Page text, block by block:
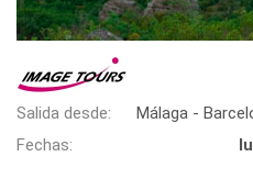
Salida desde:
Málaga -
Fechas: